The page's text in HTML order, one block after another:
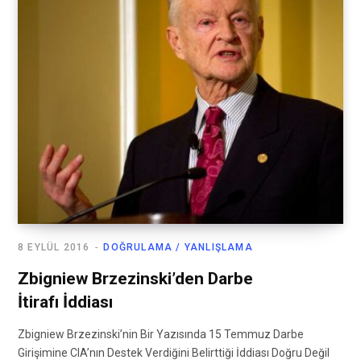
DOĞRULAMA / YANLIŞLAMA
8 EYLÜL 2016
Zbigniew Brzezinski’den Darbe
İtirafı İddiası
Zbigniew Brzezinski’nin Bir Yazısında 15 Temmuz Darbe
Girişimine CIA’nın Destek Verdiğini Belirttiği İddiası Doğru Değil